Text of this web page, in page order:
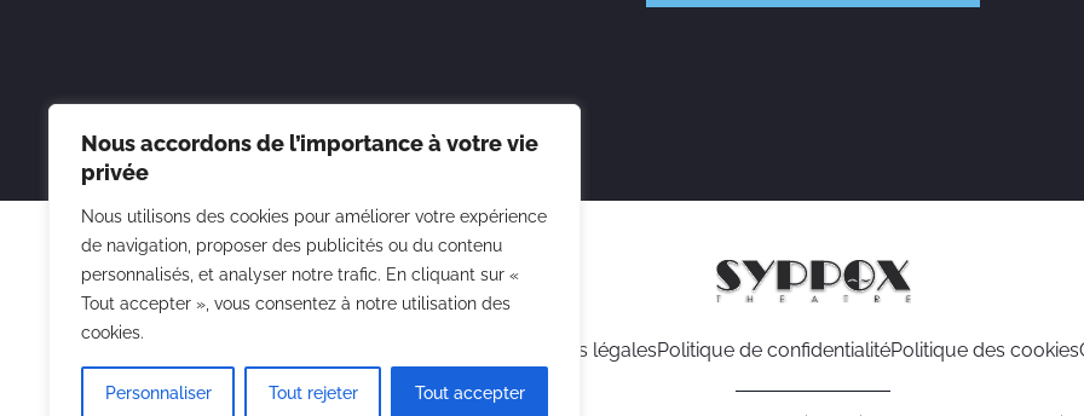
Nous accordons de l’importance à votre vie
privée
Nous utilisons des cookies pour améliorer votre expérience
de navigation, proposer des publicités ou du contenu
personnalisés, et analyser notre trafic. En cliquant sur «
Tout accepter », vous consentez à notre utilisation des
cookies.
Personnaliser Tout rejeter Tout accepter
Mentions légalesPolitique de confidentialitéPolitique des cookies